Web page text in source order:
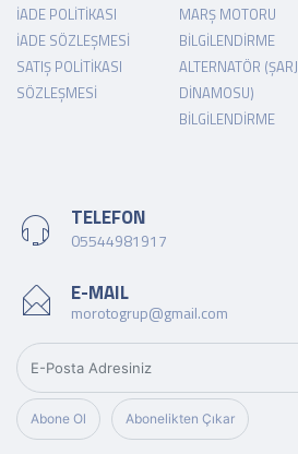
İADE POLITIKASI
İADE SÖZLEŞMESI
SATIŞ POLITIKASI
SÖZLEŞMESI
MARŞ MOTORU
BILGILENDIRME
ALTERNATÖR (ŞARJ
DINAMOSU)
BILGILENDIRME
TELEFON
05544981917
E-MAIL
morotogrup@gmail.com
Abone Ol Abonelikten Çıkar